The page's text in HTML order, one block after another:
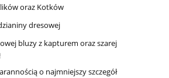
oraz Kotków
dresowej
bluzy z kapturem oraz szarej
o najmniejszy szczegół